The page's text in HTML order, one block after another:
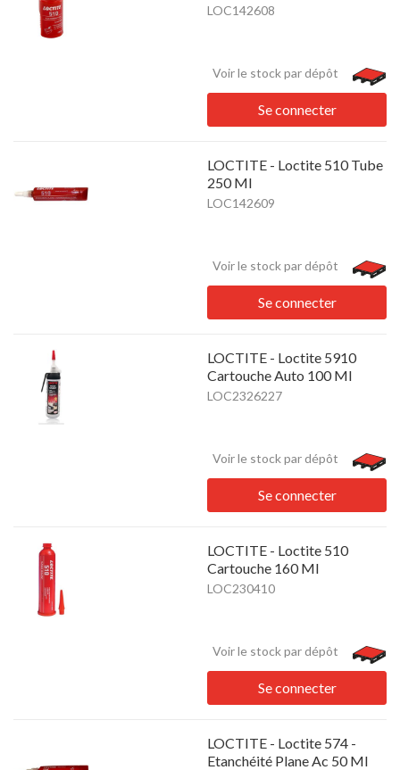
LOC142608
Voir le stock par dépôt
Se connecter
LOCTITE - Loctite 510 Tube
250 Ml
LOC142609
Voir le stock par dépôt
Se connecter
LOCTITE - Loctite 5910
Cartouche Auto 100 Ml
LOC2326227
Voir le stock par dépôt
Se connecter
LOCTITE - Loctite 510
Cartouche 160 Ml
LOC230410
Voir le stock par dépôt
Se connecter
LOCTITE - Loctite 574 -
Etanchéité Plane Ac 50 Ml